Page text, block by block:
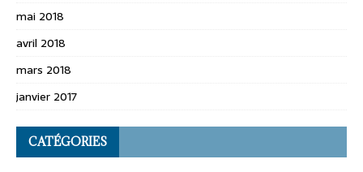
mai 2018
avril 2018
mars 2018
janvier 2017
CATÉGORIES